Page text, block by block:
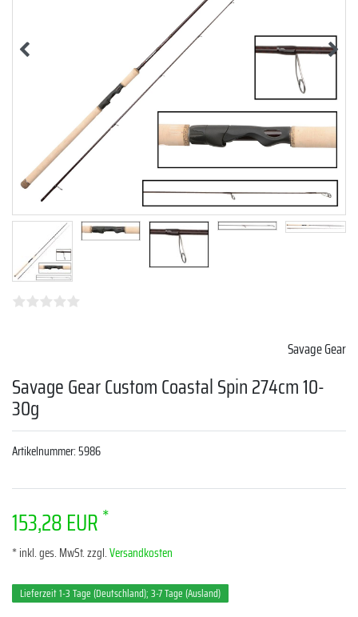
Savage Gear
Savage Gear Custom Coastal Spin 274cm 10-
30g
Artikelnummer:5986
153,28 EUR *
* inkl. ges. MwSt. zzgl.Versandkosten
Lieferzeit 1-3 Tage (Deutschland); 3-7 Tage (Ausland)